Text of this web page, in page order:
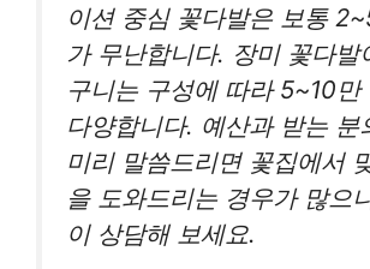
이션 중심 꽃다발은 보통
가 무난합니다. 장미 꽃다발
구니는 구성에 따라 5~10만
다양합니다. 예산과 받는 분
미리 말씀드리면 꽃집에서
을 도와드리는 경우가 많으
이 상담해 보세요.